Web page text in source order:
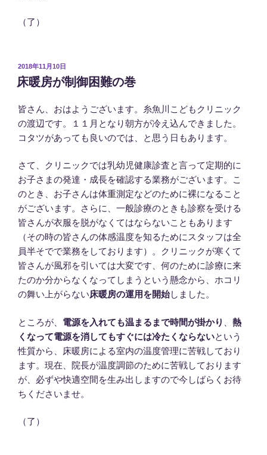
（了）
投
稿
日:
2018年11月10日
床暖房が制御困難の巻
皆さん、おはようございます。糸魚川こどもクリニック
の渡辺です。１１月となり朝方が冷え込んできました。
コタツがあっても良いのでは、と思う日もあります。
さて、クリニックでは乳幼児健康診査と言って定期的に
お子さまの発達・成長を確認する業務がございます。こ
のとき、お子さんは体重測定などのために裸になること
がございます。さらに、一般診療のときも診察を受ける
皆さんが衣服を脱がなくてはならないこともあります
（その時の皆さんの体感温度を知るためにスタッフは全
員半そでで業務をしております）。クリニックが寒くて
皆さんが風邪を引いては大変です、何のために診療に来
たのか分からなくなってしまうという懸念から、ホコリ
の舞い上がらない床暖房の運用を開始しました。
ところが、 電源を入れても温まるまで時間が掛かり
熱
くなって電源を消してもすぐには冷たくならないという
性質から、床暖房による室内の温度管理に苦戦しており
ます。現在、院長が温度調節のために苦戦しております
が、必ずや快適空間を生み出しますので今しばらくお待
ちくださいませ。
（了）